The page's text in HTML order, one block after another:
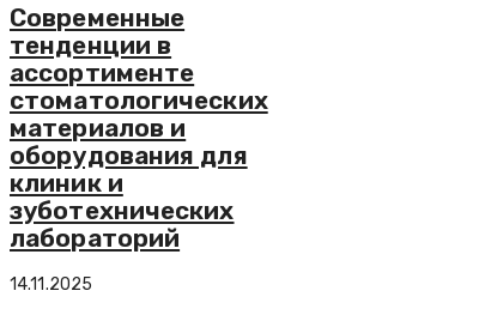
Современные
тенденции в
ассортименте
стоматологических
материалов и
оборудования для
клиник и
зуботехнических
лабораторий
14.11.2025